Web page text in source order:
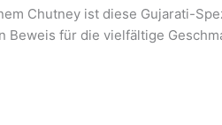
Chutney ist diese Gujarati-
Beweis für die vielfältige